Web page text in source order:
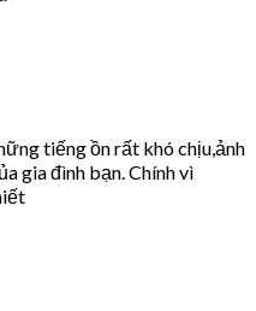
tiếng ồn rất khó chịu,ảnh
gia đình bạn. Chính vì